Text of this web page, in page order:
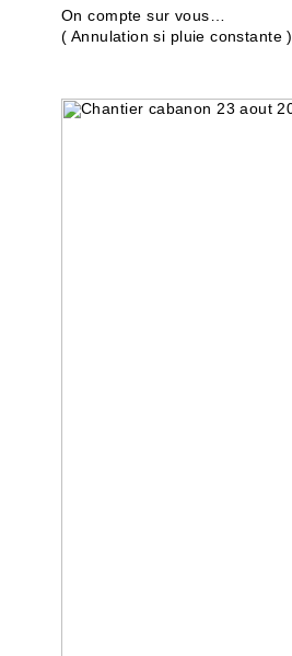
On compte sur vous…
( Annulation si pluie constante )